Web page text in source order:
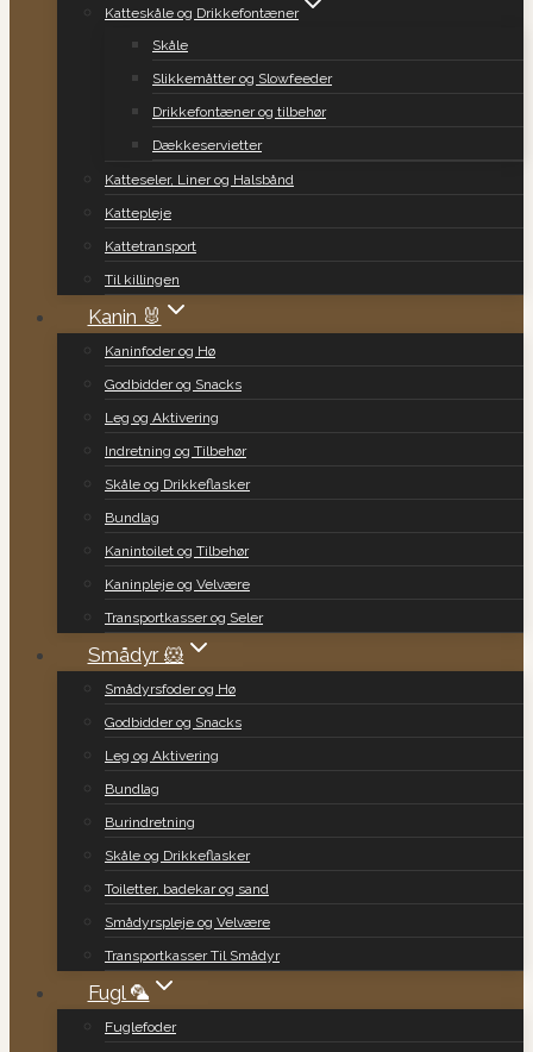
Katteskåle og Drikkefontæner
Skåle
Slikkemåtter og Slowfeeder
Drikkefontæner og tilbehør
Dækkeservietter
Katteseler, Liner og Halsbånd
Kattepleje
Kattetransport
Til killingen
Kanin 🐰
Kaninfoder og Hø
Godbidder og Snacks
Leg og Aktivering
Indretning og Tilbehør
Skåle og Drikkeflasker
Bundlag
Kanintoilet og Tilbehør
Kaninpleje og Velvære
Transportkasser og Seler
Smådyr 🐹
Smådyrsfoder og Hø
Godbidder og Snacks
Leg og Aktivering
Bundlag
Burindretning
Skåle og Drikkeflasker
Toiletter, badekar og sand
Smådyrspleje og Velvære
Transportkasser Til Smådyr
Fugl 🦜
Fuglefoder